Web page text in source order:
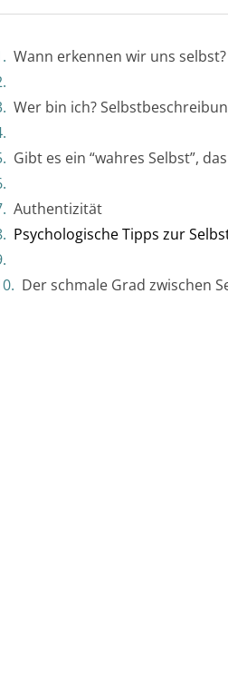
Wann erkennen wir uns selbst?
Wer bin ich?
Gibt es ein “wahres Selbst”,
Authentizität
Psychologische Tipps zur
Der schmale Grad zwischen